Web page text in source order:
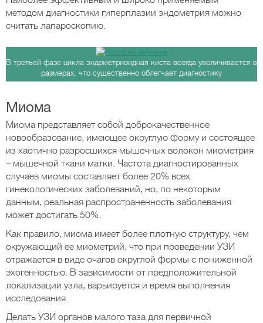
методом диагностики гиперплазии эндометрия можно
считать лапароскопию.
В третьей фазе цикла эндометриоидная киста всегда увеличивается в
размерах, что существенно облегчает диагностику
Миома
Миома представляет собой доброкачественное
новообразование, имеющее округлую форму и состоящее
из хаотично разросшихся мышечных волокон миометрия
– мышечной ткани матки. Частота диагностированных
случаев миомы составляет более 20% всех
гинекологических заболеваний, но, по некоторым
данным, реальная распространенность заболевания
может достигать 50%.
Как правило, миома имеет более плотную структуру, чем
окружающий ее миометрий, что при проведении УЗИ
отражается в виде очагов округлой формы с пониженной
эхогенностью. В зависимости от предположительной
локализации узла, варьируется и время выполнения
исследования.
Делать УЗИ органов малого таза для первичной